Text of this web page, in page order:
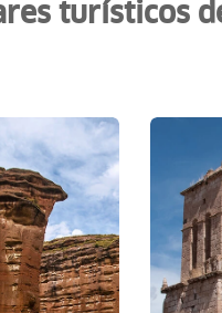
turísticos